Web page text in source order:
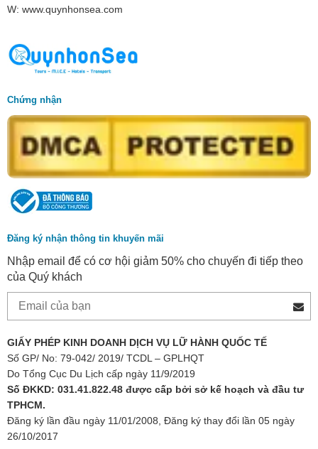
W: www.quynhonsea.com
Chứng nhận
Đăng ký nhận thông tin khuyến mãi
Nhập email để có cơ hội giảm 50% cho chuyến đi tiếp theo
của Quý khách
GIẤY PHÉP KINH DOANH DỊCH VỤ LỮ HÀNH QUỐC TẾ
Số GP/ No: 79-042/ 2019/ TCDL – GPLHQT
Do Tổng Cục Du Lịch cấp ngày 11/9/2019
Số ĐKKD: 031.41.822.48 được cấp bởi sở kế hoạch và đầu tư
TPHCM.
Đăng ký lần đầu ngày 11/01/2008, Đăng ký thay đổi lần 05 ngày
26/10/2017